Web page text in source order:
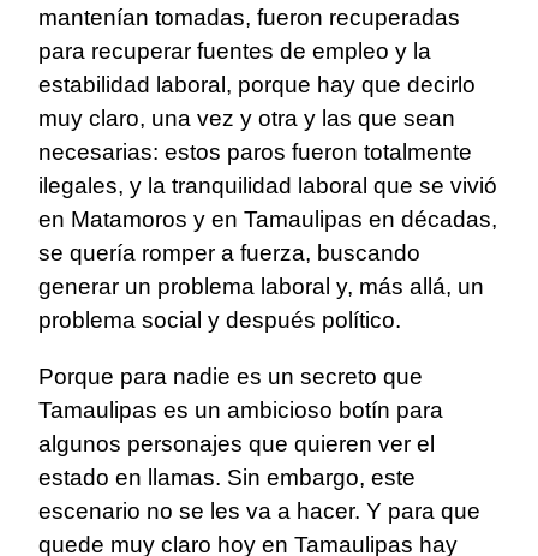
mantenían tomadas, fueron recuperadas
para recuperar fuentes de empleo y la
estabilidad laboral, porque hay que decirlo
muy claro, una vez y otra y las que sean
necesarias: estos paros fueron totalmente
ilegales, y la tranquilidad laboral que se vivió
en Matamoros y en Tamaulipas en décadas,
se quería romper a fuerza, buscando
generar un problema laboral y, más allá, un
problema social y después político.
Porque para nadie es un secreto que
Tamaulipas es un ambicioso botín para
algunos personajes que quieren ver el
estado en llamas. Sin embargo, este
escenario no se les va a hacer. Y para que
quede muy claro hoy en Tamaulipas hay